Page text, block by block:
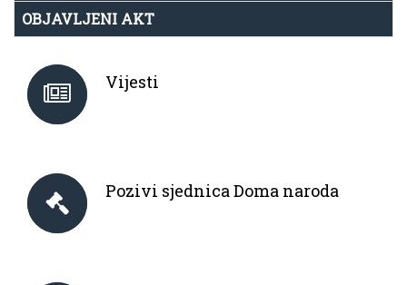
OBJAVLJENI AKT
Vijesti
Pozivi sjednica Doma naroda